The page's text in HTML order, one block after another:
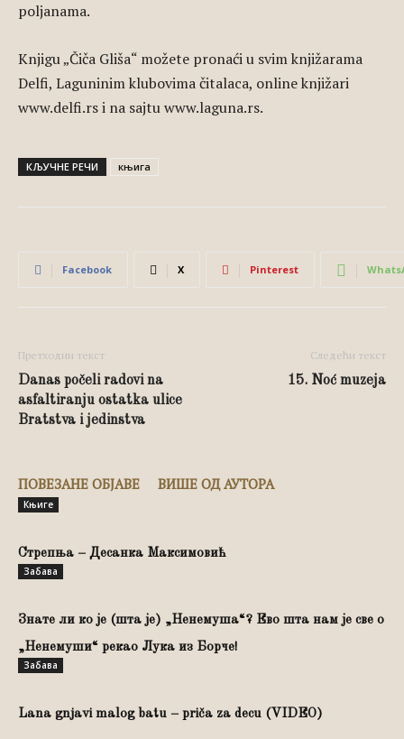
poljanama.
Knjigu „Čiča Gliša“ možete pronaći u svim knjižarama
Delfi, Laguninim klubovima čitalaca, online knjižari
www.delfi.rs i na sajtu www.laguna.rs.
КЉУЧНЕ РЕЧИ књига
Facebook X Pinterest
Претходни текст
Danas počeli radovi na
asfaltiranju ostatka ulice
Bratstva i jedinstva
Следећи текст
15. Noć muzeja
ПОВЕЗАНЕ ОБЈАВЕ ВИШЕ ОД АУТОРА
Књиге
Стрепња – Десанка Максимовић
Забава
Знате ли ко је (шта је) „Ненемуша“? Ево шта нам је све о
„Ненемуши“ рекао Лука из Борче!
Забава
Lana gnjavi malog batu – priča za decu (VIDEO)